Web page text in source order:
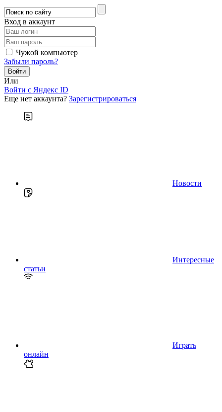
Вход в аккаунт
Чужой компьютер
Забыли пароль?
Или
Войти c Яндекс ID
Еще нет аккаунта? Зарегистрироваться
Новости
Интересные
статьи
Играть
онлайн